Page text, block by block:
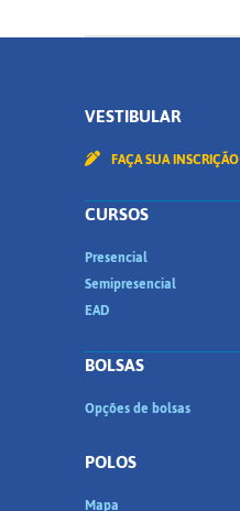
VESTIBULAR
FAÇA SUA INSCRIÇÃO
CURSOS
Presencial
Semipresencial
EAD
BOLSAS
Opções de bolsas
POLOS
Mapa